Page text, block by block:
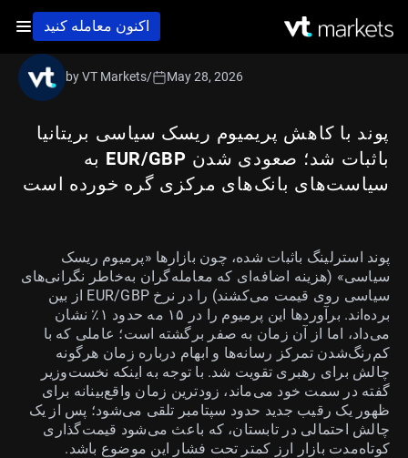
اکنون معامله کنید
پوند با کاهش پریمیوم ریسک سیاسی بریتانیا
باثبات شد؛ صعودی شدن EUR/GBP به
سیاست‌های بانک‌های مرکزی گره خورده است
by VT Markets/ May 28, 2026
پوند استرلینگ باثبات شده، چون بازارها «پرمیوم ریسک
سیاسی» (هزینه اضافه‌ای که معامله‌گران به‌خاطر نگرانی‌های
سیاسی روی قیمت می‌کشند) را در نرخ EUR/GBP از بین
برده‌اند. برآوردها این پرمیوم را در ۱۵ مه حدود ۱٪ نشان
می‌داد، اما از آن زمان به صفر برگشته است؛ عاملی که با
کم‌رنگ‌شدن تمرکز رسانه‌ها و ابهام درباره زمان هرگونه
چالش برای رهبری تقویت شد. با توجه به اینکه نخست‌وزیر
گفته در سمت خود می‌ماند، زودترین زمان واقع‌بینانه برای
ظهور یک رقیب جدید حدود سپتامبر تلقی می‌شود؛ پس از یک
چالش احتمالی در تابستان، که باعث می‌شود قیمت‌گذاری
کوتاه‌مدت بازار ارز کمتر تحت فشار این موضوع باشد.